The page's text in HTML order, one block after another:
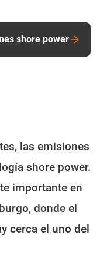
shore power
las emisiones
shore power.
importante en
donde el
cerca el uno del